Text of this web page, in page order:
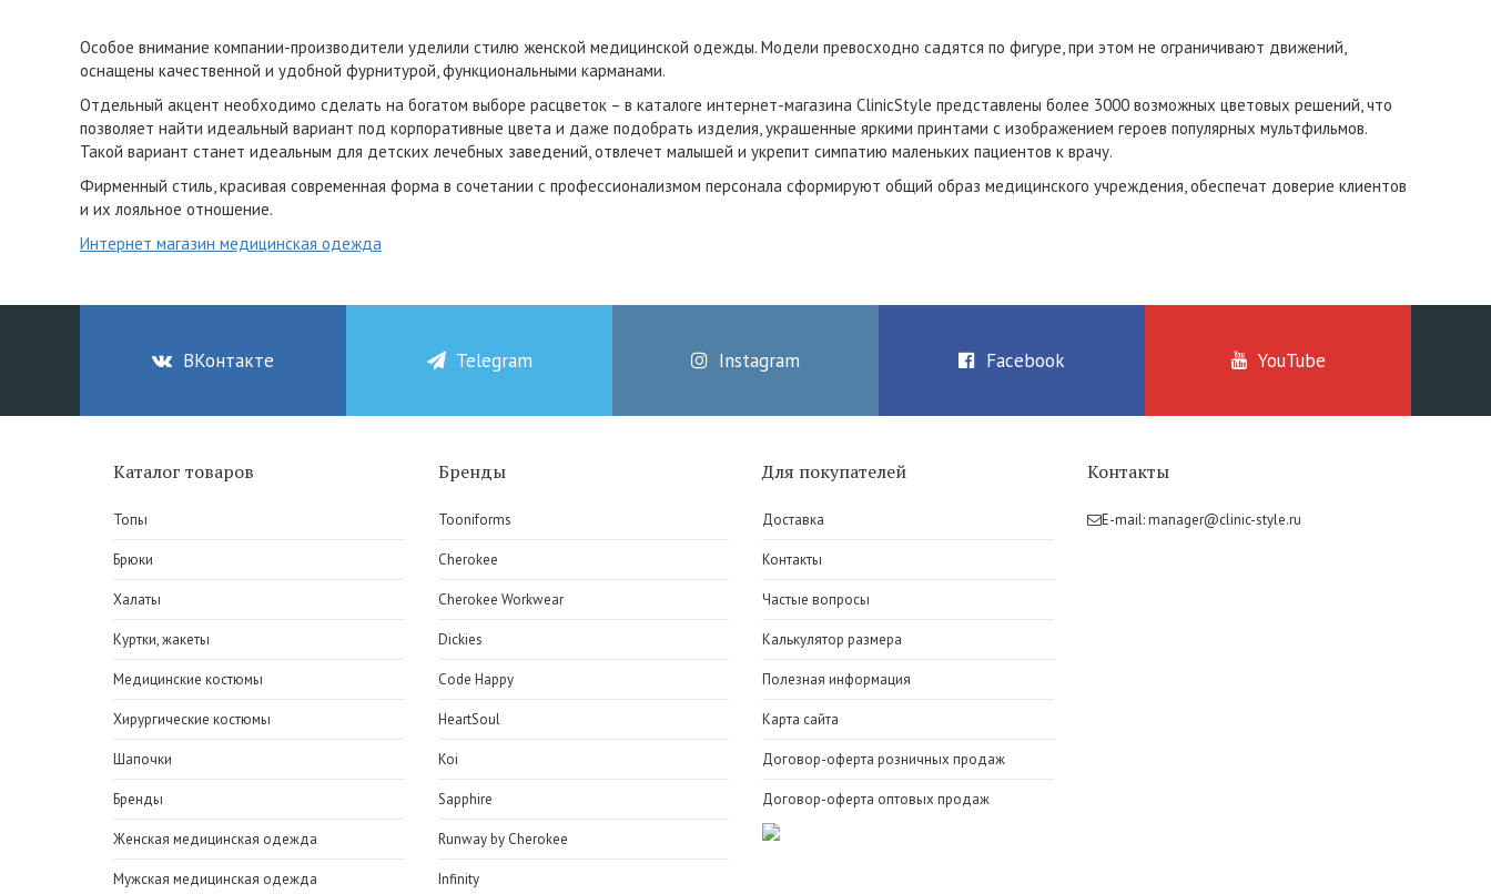
Особое внимание компании-производители уделили стилю женской медицинской одежды. Модели превосходно садятся по фигуре, при этом не ограничивают движений,
оснащены качественной и удобной фурнитурой, функциональными карманами.
Отдельный акцент необходимо сделать на богатом выборе расцветок – в каталоге интернет-магазина ClinicStyle представлены более 3000 возможных цветовых решений, что
позволяет найти идеальный вариант под корпоративные цвета и даже подобрать изделия, украшенные яркими принтами с изображением героев популярных мультфильмов.
Такой вариант станет идеальным для детских лечебных заведений, отвлечет малышей и укрепит симпатию маленьких пациентов к врачу.
Фирменный стиль, красивая современная форма в сочетании с профессионализмом персонала cформируют общий образ медицинского учреждения, обеспечат доверие клиентов
и их лояльное отношение.
Интернет магазин медицинская одежда
ВКонтакте Telegram Instagram Facebook YouTube
Каталог товаров
Топы
Брюки
Халаты
Куртки, жакеты
Медицинские костюмы
Хирургические костюмы
Шапочки
Бренды
Женская медицинская одежда
Мужская медицинская одежда
Бренды
Tooniforms
Cherokee
Cherokee Workwear
Dickies
Code Happy
HeartSoul
Koi
Sapphire
Runway by Cherokee
Infinity
Для покупателей
Доставка
Контакты
Частые вопросы
Калькулятор размера
Полезная информация
Карта сайта
Договор-оферта розничных продаж
Договор-оферта оптовых продаж
Контакты
E-mail:manager@clinic-style.ru